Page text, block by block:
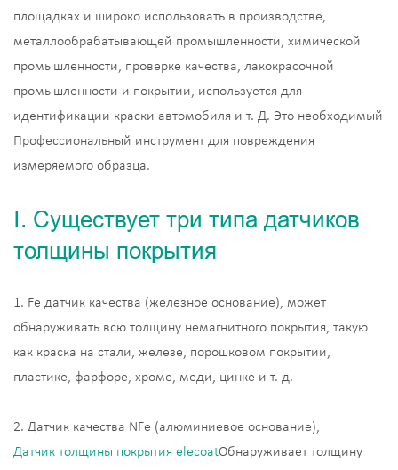
площадках и широко использовать в производстве,
металлообрабатывающей промышленности, химической
промышленности, проверке качества, лакокрасочной
промышленности и покрытии, используется для
идентификации краски автомобиля и т. Д. Это необходимый
Профессиональный инструмент для повреждения
измеряемого образца.
Ⅰ. Существует три типа датчиков
толщины покрытия
1. Fe датчик качества (железное основание), может
обнаруживать всю толщину немагнитного покрытия, такую
как краска на стали, железе, порошковом покрытии,
пластике, фарфоре, хроме, меди, цинке и т. д.
2. Датчик качества NFe (алюминиевое основание),
Датчик толщины покрытия elecoatОбнаруживает толщину